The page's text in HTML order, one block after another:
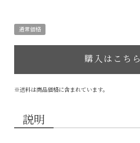
通常価格
購入はこちら
※送料は商品価格に含まれています。
説明